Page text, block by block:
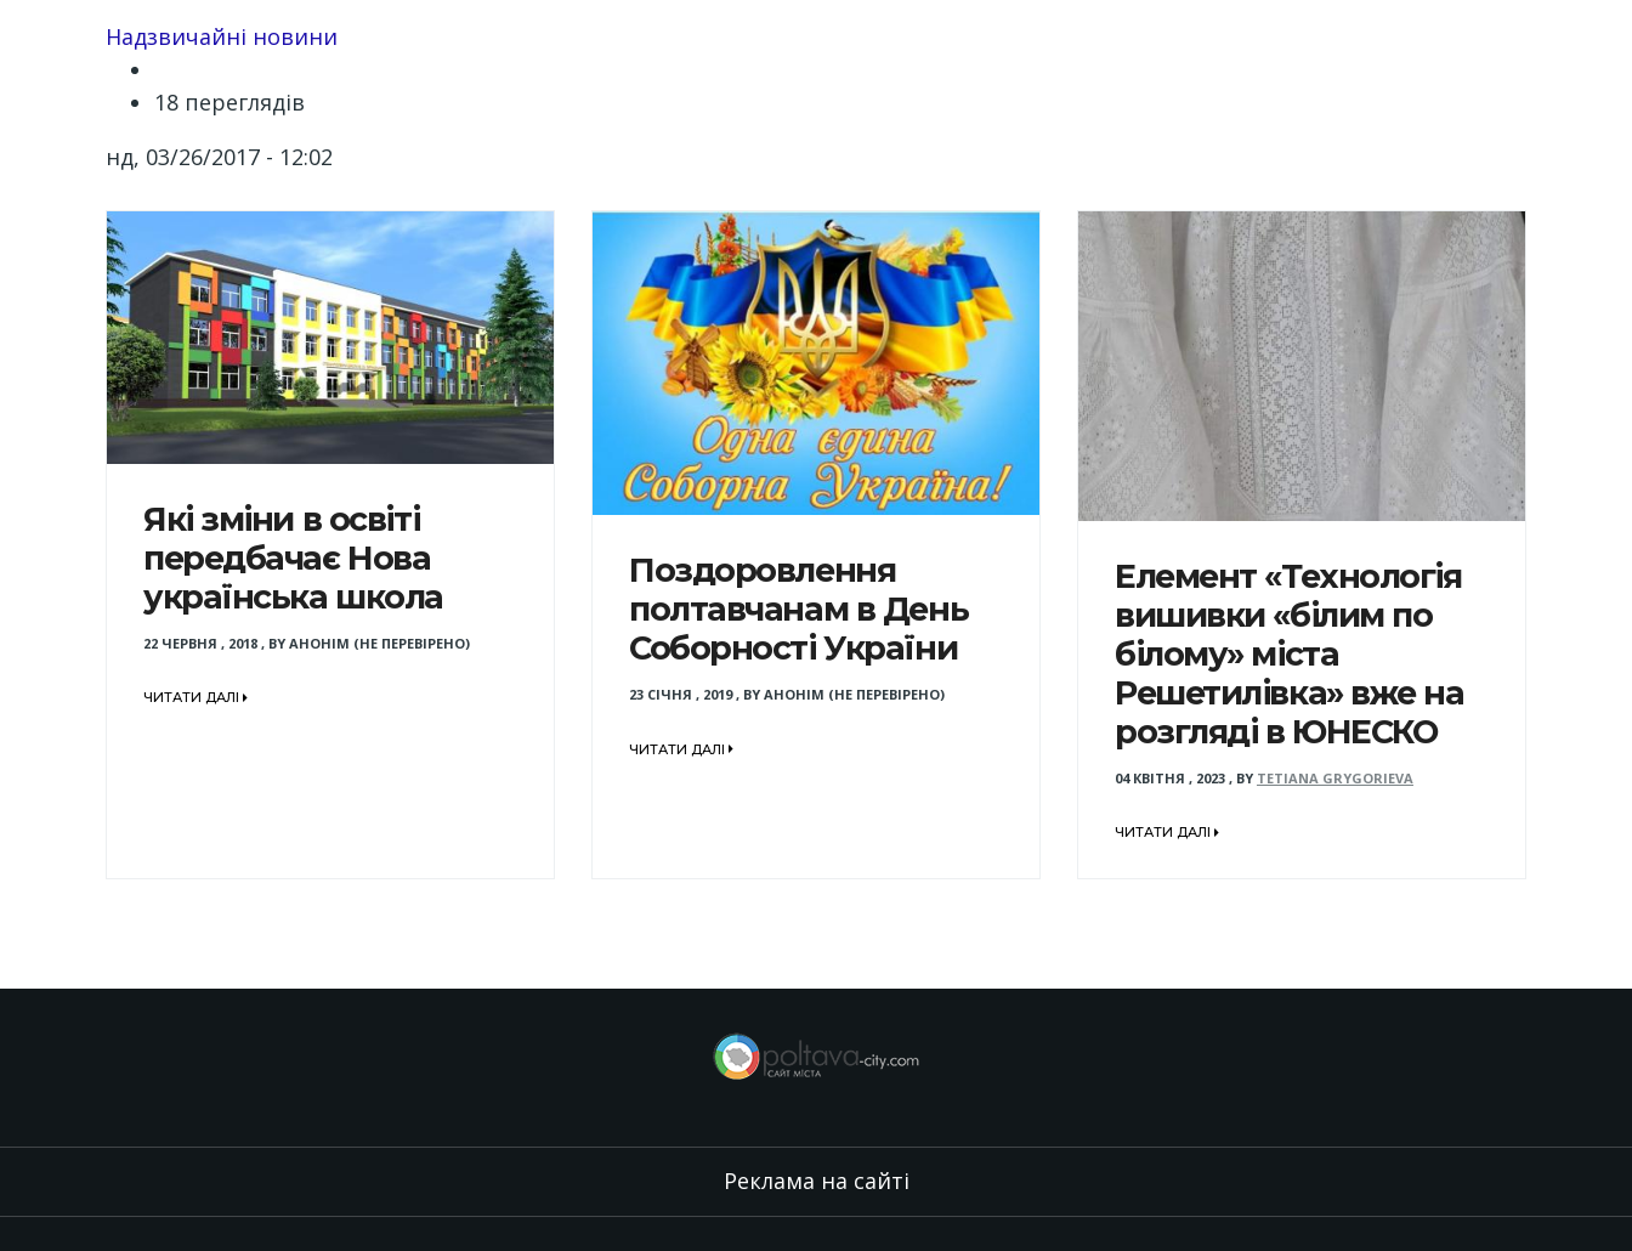
Надзвичайні новини
18 переглядів
нд, 03/26/2017 - 12:02
Які зміни в освіті
передбачає Нова
українська школа
22 ЧЕРВНЯ , 2018 , BY АНОНІМ (НЕ ПЕРЕВІРЕНО)
ЧИТАТИ ДАЛІ
Поздоровлення
полтавчанам в День
Соборності України
23 СІЧНЯ , 2019, BY АНОНІМ (НЕ ПЕРЕВІРЕНО)
ЧИТАТИ ДАЛІ
Елемент «Технологія
вишивки «білим по
білому» міста
Решетилівка» вже на
розгляді в ЮНЕСКО
04 КВІТНЯ , 2023, BY TETIANA GRYGORIEVA
ЧИТАТИ ДАЛІ
Реклама на сайті